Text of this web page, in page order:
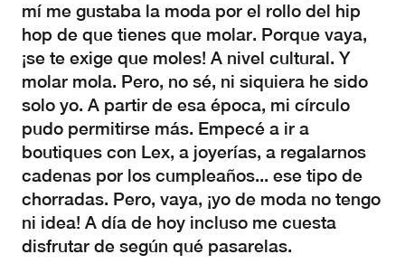
mí me gustaba la moda por el rollo del hip
hop de que tienes que molar. Porque vaya,
¡se te exige que moles! A nivel cultural. Y
molar mola. Pero, no sé, ni siquiera he sido
solo yo. A partir de esa época, mi círculo
pudo permitirse más. Empecé a ir a
boutiques con Lex, a joyerías, a regalarnos
cadenas por los cumpleaños... ese tipo de
chorradas. Pero, vaya, ¡yo de moda no tengo
ni idea! A día de hoy incluso me cuesta
disfrutar de según qué pasarelas.